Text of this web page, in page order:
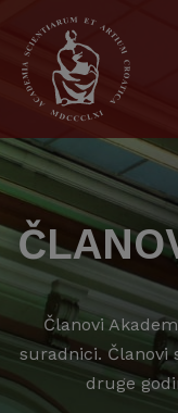
Članovi
suradnici. Članovi
druge